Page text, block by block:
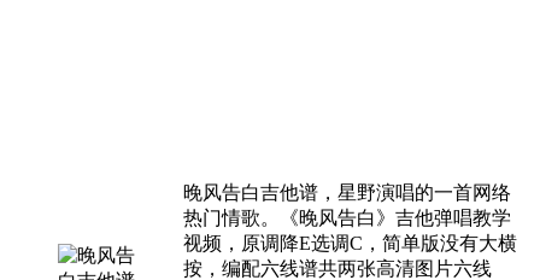
晚风告白吉他谱，星野演唱的一首网络
热门情歌。《晚风告白》吉他弹唱教学
视频，原调降E选调C，简单版没有大横
按，编配六线谱共两张高清图片六线